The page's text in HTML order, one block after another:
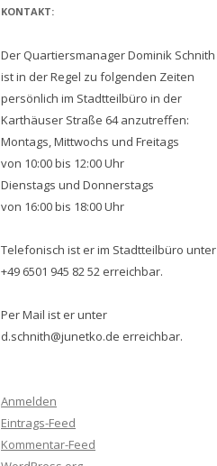
KONTAKT:
Der Quartiersmanager Dominik Schnith
ist in der Regel zu folgenden Zeiten
persönlich im Stadtteilbüro in der
Karthäuser Straße 64 anzutreffen:
Montags, Mittwochs und Freitags
von 10:00 bis 12:00 Uhr
Dienstags und Donnerstags
von 16:00 bis 18:00 Uhr
Telefonisch ist er im Stadtteilbüro unter
+49 6501 945 82 52 erreichbar.
Per Mail ist er unter
d.schnith@junetko.de erreichbar.
Anmelden
Eintrags-Feed
Kommentar-Feed